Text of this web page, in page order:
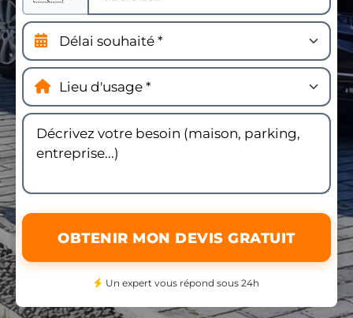
OBTENIR MON DEVIS GRATUIT
Un expert vous répond sous 24h